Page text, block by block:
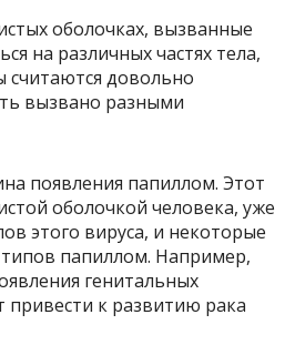
оболочках, вызванные
на различных частях тела,
довольно
вызвано разными
появления папиллом. Этот
оболочкой человека, уже
этого вируса, и некоторые
папиллом. Например,
генитальных
привести к развитию рака